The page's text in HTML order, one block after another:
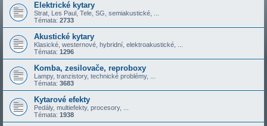
Elektrické kytary
Strat, Les Paul, Tele, SG, semiakustické, ...
Témata: 2733
Akustické kytary
Klasické, westernové, hybridní, elektroakustické, ...
Témata: 1296
Komba, zesilovače, reproboxy
Lampy, tranzistory, technické problémy, ...
Témata: 3683
Kytarové efekty
Pedály, multiefekty, procesory, ...
Témata: 1938